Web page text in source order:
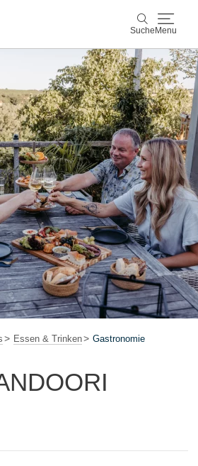
Suche Menu
Suche
Wein & Genuss
Aktiv & Natur
& Städte
& Service
Blog Karte
Essen & Trinken Gastronomie